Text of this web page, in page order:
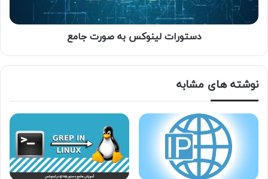
دستورات لینوکس به صورت جامع
نوشته های مشابه